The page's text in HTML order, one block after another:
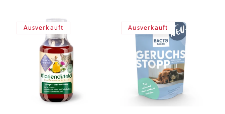
Ausverkauft Ausverkauft